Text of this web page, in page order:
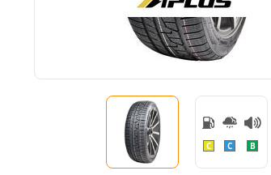
C C B